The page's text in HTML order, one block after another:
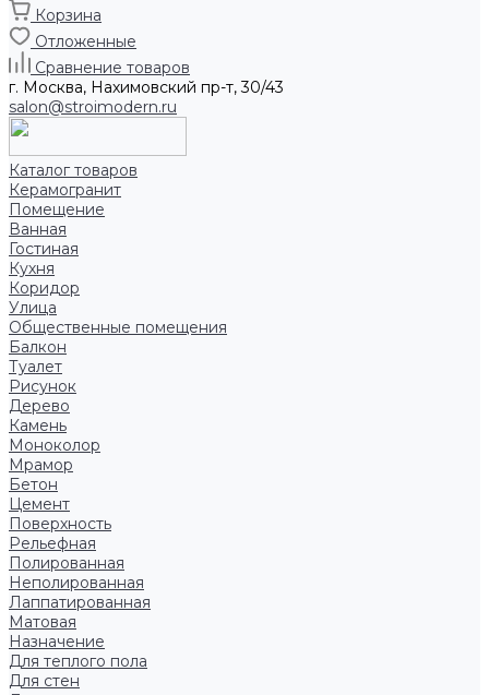
Корзина
Отложенные
Сравнение товаров
г. Москва, Нахимовский пр-т, 30/43
salon@stroimodern.ru
Каталог товаров
Керамогранит
Помещение
Ванная
Гостиная
Кухня
Коридор
Улица
Общественные помещения
Балкон
Туалет
Рисунок
Дерево
Камень
Моноколор
Мрамор
Бетон
Цемент
Поверхность
Рельефная
Полированная
Неполированная
Лаппатированная
Матовая
Назначение
Для теплого пола
Для стен